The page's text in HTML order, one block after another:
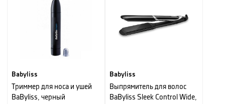
Babyliss
Триммер для носа и ушей
BaByliss, черный
Babyliss
Выпрямитель для волос
BaByliss Sleek Control Wide,